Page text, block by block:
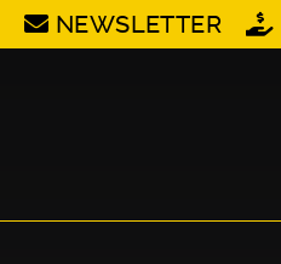
NEWSLETTER